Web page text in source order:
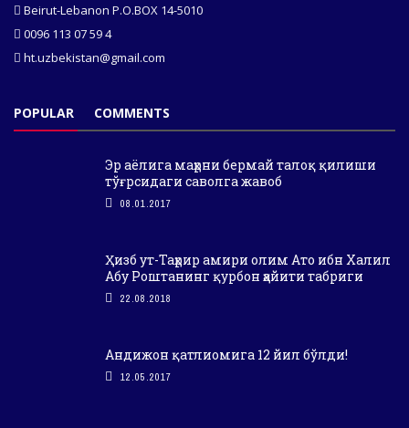
Beirut-Lebanon P.O.BOX 14-5010
0096 113 07 59 4
ht.uzbekistan@gmail.com
POPULAR COMMENTS
Эр аёлига маҳрни бермай талоқ қилиши
тўғрсидаги саволга жавоб
08.01.2017
Ҳизб ут-Таҳрир амири олим Ато ибн Халил
Абу Роштанинг қурбон ҳайити табриги
22.08.2018
Андижон қатлиомига 12 йил бўлди!
12.05.2017